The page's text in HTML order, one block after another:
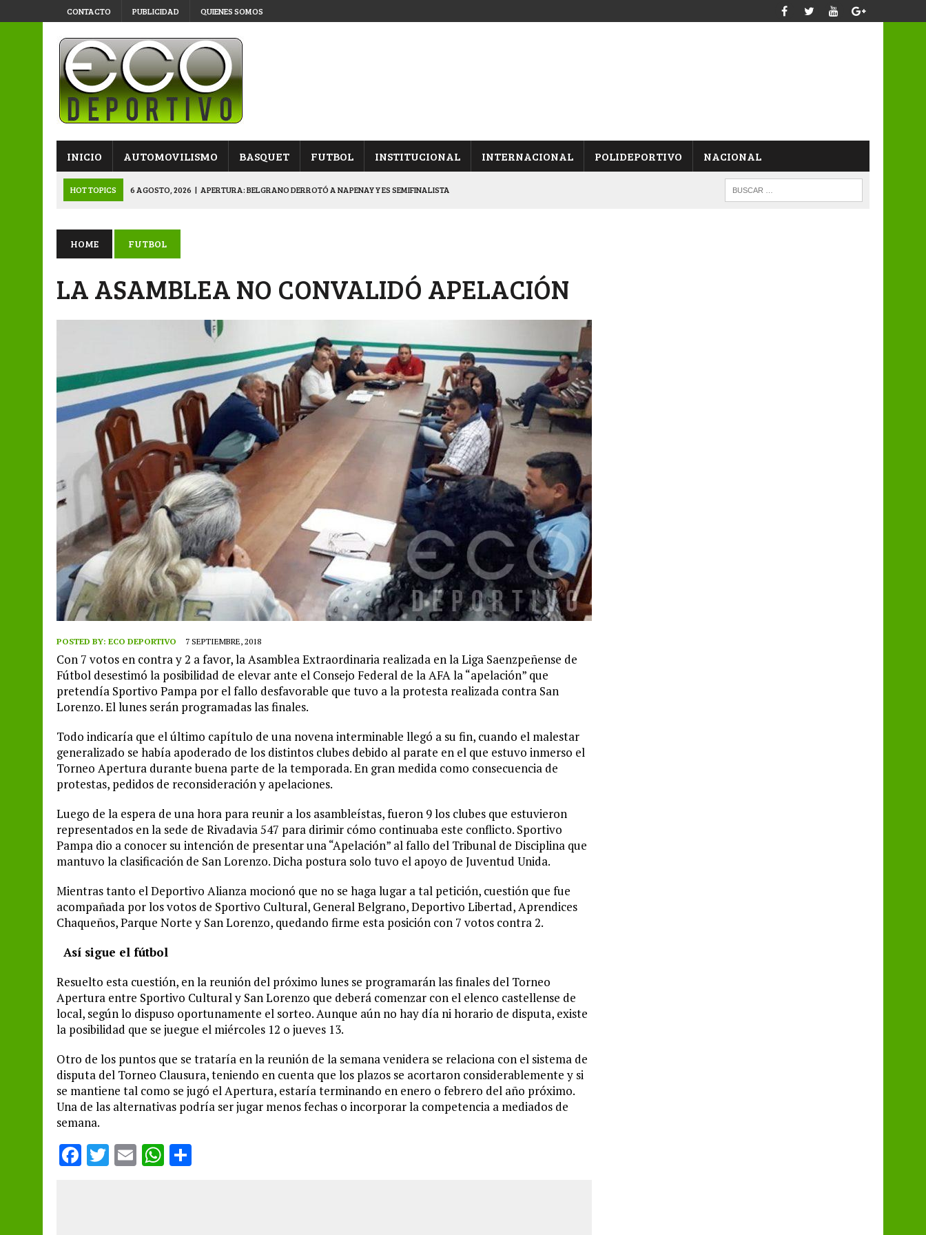
CONTACTO PUBLICIDAD QUIENES SOMOS
INICIO AUTOMOVILISMO BASQUET FUTBOL INSTITUCIONAL INTERNACIONAL POLIDEPORTIVO NACIONAL
HOT TOPICS 6 AGOSTO, 2026 | APERTURA: BELGRANO DERROTÓ A NAPENAY Y ES SEMIFINALISTA
4 AGOSTO, 2026 | VETERANOS SE PREPARAN PARA LA GRAN FIESTA PROVINCIAL
6 AGOSTO, 2026 | PRIMERA B: SPORTIVO SE METIÓ EN SEMIFINALES TRAS GANARLE A “LA MONTE”
HOME FUTBOL
LA ASAMBLEA NO CONVALIDÓ APELACIÓN
POSTED BY: ECO DEPORTIVO 7 SEPTIEMBRE, 2018
Con 7 votos en contra y 2 a favor, la Asamblea Extraordinaria realizada en la Liga Saenzpeñense de
Fútbol desestimó la posibilidad de elevar ante el Consejo Federal de la AFA la “apelación” que
pretendía Sportivo Pampa por el fallo desfavorable que tuvo a la protesta realizada contra San
Lorenzo. El lunes serán programadas las finales.
Todo indicaría que el último capítulo de una novena interminable llegó a su fin, cuando el malestar
generalizado se había apoderado de los distintos clubes debido al parate en el que estuvo inmerso el
Torneo Apertura durante buena parte de la temporada. En gran medida como consecuencia de
protestas, pedidos de reconsideración y apelaciones.
Luego de la espera de una hora para reunir a los asambleístas, fueron 9 los clubes que estuvieron
representados en la sede de Rivadavia 547 para dirimir cómo continuaba este conflicto. Sportivo
Pampa dio a conocer su intención de presentar una “Apelación” al fallo del Tribunal de Disciplina que
mantuvo la clasificación de San Lorenzo. Dicha postura solo tuvo el apoyo de Juventud Unida.
Mientras tanto el Deportivo Alianza mocionó que no se haga lugar a tal petición, cuestión que fue
acompañada por los votos de Sportivo Cultural, General Belgrano, Deportivo Libertad, Aprendices
Chaqueños, Parque Norte y San Lorenzo, quedando firme esta posición con 7 votos contra 2.
Así sigue el fútbol
Resuelto esta cuestión, en la reunión del próximo lunes se programarán las finales del Torneo
Apertura entre Sportivo Cultural y San Lorenzo que deberá comenzar con el elenco castellense de
local, según lo dispuso oportunamente el sorteo. Aunque aún no hay día ni horario de disputa, existe
la posibilidad que se juegue el miércoles 12 o jueves 13.
Otro de los puntos que se trataría en la reunión de la semana venidera se relaciona con el sistema de
disputa del Torneo Clausura, teniendo en cuenta que los plazos se acortaron considerablemente y si
se mantiene tal como se jugó el Apertura, estaría terminando en enero o febrero del año próximo.
Una de las alternativas podría ser jugar menos fechas o incorporar la competencia a mediados de
semana.
F T E W